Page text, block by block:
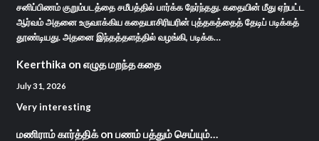
சனிப்பிணம் குறும்படத்தை சமீபத்தில் பார்க்க நேர்ந்தது. கதையின் மீது ஏற்பட்ட
ஆர்வம் அதனை உருவாக்கிய கதையாசிரியரின் புத்தகத்தைத் தேடிப் படிக்கத்
தூண்டியது. அதனை இந்தத்தளத்தில் வழங்கி, படிக்க…
Keerthika on எழுத மறந்த கதை
July 31, 2026
Very interesting
மணிராம் கார்த்திக்on பணம் பத்தும் செய்யும்…